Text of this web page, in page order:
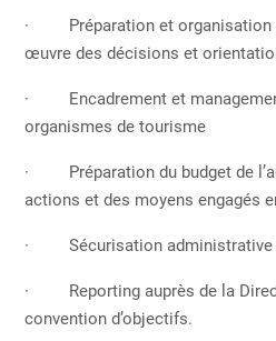
· Préparation et organisation
œuvre des décisions et
· Encadrement et management
organismes de tourisme
· Préparation du budget de
actions et des moyens engagés
· Sécurisation administrative
· Reporting auprès de la
convention d’objectifs.